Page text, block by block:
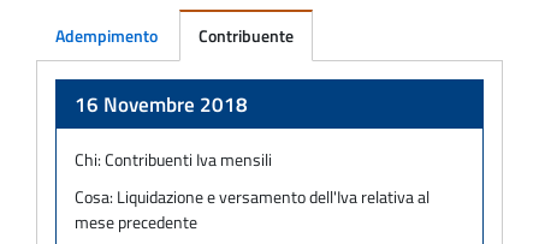
Adempimento Contribuente
16 Novembre 2018
Chi:Contribuenti Iva mensili
Cosa: Liquidazione e versamento dell'Iva relativa al
mese precedente